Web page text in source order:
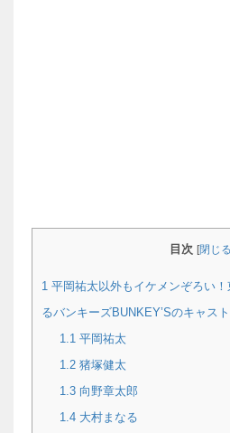
目次 [閉じる
1 平岡祐太以外もイケメンぞろい
るバンキーズBUNKEY’Sのキャス
1.1平岡祐太
1.2猪塚健太
1.3向野章太郎
1.4大村まなる